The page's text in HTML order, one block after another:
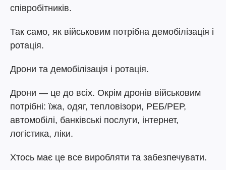
співробітників.
Так само, як військовим потрібна демобілізація і
ротація.
Дрони та демобілізація і ротація.
Дрони — це до всіх. Окрім дронів військовим
потрібні: їжа, одяг, тепловізори, РЕБ/РЕР,
автомобілі, банківські послуги, інтернет,
логістика, ліки.
Хтось має це все виробляти та забезпечувати.